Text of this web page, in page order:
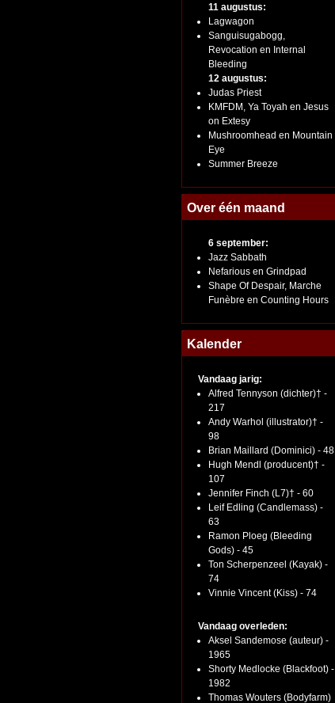
11 augustus:
Lagwagon
Sanguisugabogg,
Revocation en Internal
Bleeding
12 augustus:
Judas Priest
KMFDM, Ya Toyah en Jesus
on Extesy
Mushroomhead en Mountain
Eye
Summer Breeze
Over één maand
6 september:
Jazz Sabbath
Nefarious en Grindpad
Shape Of Despair, Marche
Funèbre en Counting Hours
Kalender
Vandaag jarig:
Alfred Tennyson (dichter)† -
217
Andy Warhol (illustrator)† -
98
Brian Maillard (Dominici) - 48
Hugh Mendl (producent)† -
107
Jennifer Finch (L7)† - 60
Leif Edling (Candlemass) -
63
Ramon Ploeg (Bleeding
Gods) - 45
Ton Scherpenzeel (Kayak) -
74
Vinnie Vincent (Kiss) - 74
Vandaag overleden:
Aksel Sandemose (auteur) -
1965
Shorty Medlocke (Blackfoot) -
1982
Thomas Wouters (Bodyfarm)